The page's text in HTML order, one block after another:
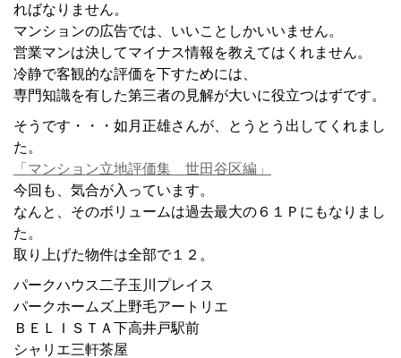
ればなりません。
マンションの広告では、いいことしかいいません。
営業マンは決してマイナス情報を教えてはくれません。
冷静で客観的な評価を下すためには、
専門知識を有した第三者の見解が大いに役立つはずです。
そうです・・・如月正雄さんが、とうとう出してくれまし
た。
「マンション立地評価集 世田谷区編」
今回も、気合が入っています。
なんと、そのボリュームは過去最大の６１Ｐにもなりまし
た。
取り上げた物件は全部で１２。
パークハウス二子玉川プレイス
パークホームズ上野毛アートリエ
ＢＥＬＩＳＴＡ下高井戸駅前
シャリエ三軒茶屋